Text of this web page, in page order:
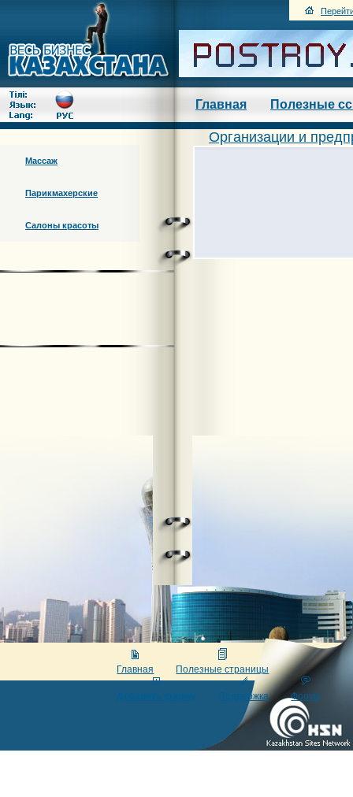
Главная Полезные
Массаж
Парикмахерские
Салоны красоты
Организации и
Главная Полезные страницы
Добавить фирму Поддержка Форум